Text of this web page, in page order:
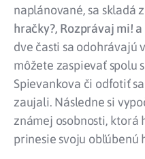
naplánované, sa skladá
hračky?, Rozprávaj mi!
dve časti sa odohrávajú
môžete zaspievať spolu
Spievankova či odfotiť
zaujali. Následne si
známej osobnosti, ktorá
prinesie svoju obľúbenú